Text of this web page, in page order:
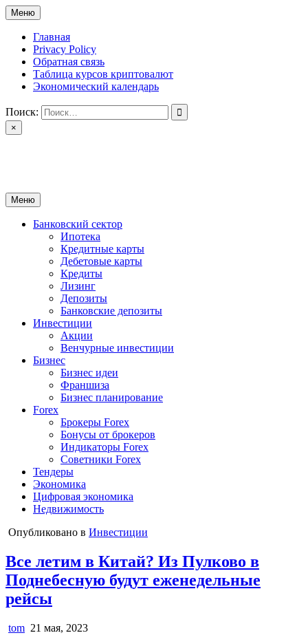
Перейти
к
содержимому
Меню
Главная
Privacy Policy
Обратная связь
Таблица курсов криптовалют
Экономический календарь
Поиск:
×
Меню
Банковский сектор
Ипотека
Кредитные карты
Дебетовые карты
Кредиты
Лизинг
Депозиты
Банковские депозиты
Инвестиции
Акции
Венчурные инвестиции
Бизнес
Бизнес идеи
Франшиза
Бизнес планирование
Forex
Брокеры Forex
Бонусы от брокеров
Индикаторы Forex
Советники Forex
Тендеры
Экономика
Цифровая экономика
Недвижимость
Опубликовано в Инвестиции
Все летим в Китай? Из Пулково в
Поднебесную будут еженедельные
рейсы
tom 21 мая, 2023